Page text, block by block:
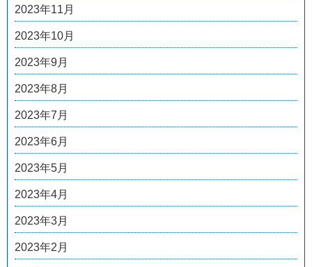
2023年11月
2023年10月
2023年9月
2023年8月
2023年7月
2023年6月
2023年5月
2023年4月
2023年3月
2023年2月